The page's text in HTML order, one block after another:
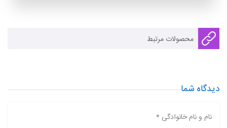
محصولات مرتبط
دیدگاه شما
نام و نام خانوادگی *